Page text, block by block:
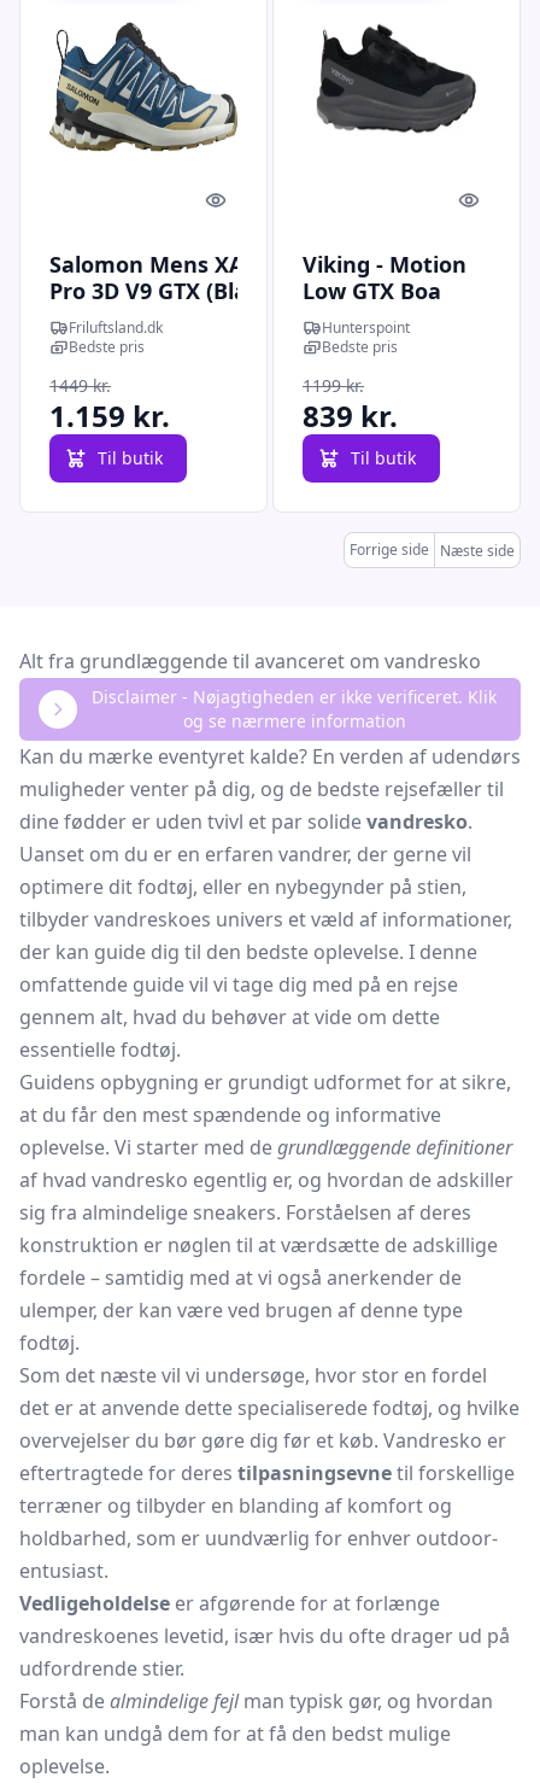
Quick look
Salomon Mens XA
Pro 3D V9 GTX (Blå
(DARK
BLUE/ICICLE/ALOE)
Friluftsland.dk
Bedste pris
1449 kr.
1.159 kr.
Til butik
Quick
Viking - Motion
Low GTX Boa
Men
Hunterspoint
Bedste pris
1199 kr.
839 kr.
Til butik
Forrige side Næste side
Alt fra grundlæggende til avanceret om vandresko
Disclaimer - Nøjagtigheden er ikke verificeret. Klik
og se nærmere information
Kan du mærke eventyret kalde? En verden af udendørs
muligheder venter på dig, og de bedste rejsefæller til
dine fødder er uden tvivl et par solidevandresko.
Uanset om du er en erfaren vandrer, der gerne vil
optimere dit fodtøj, eller en nybegynder på stien,
tilbyder vandreskoes univers et væld af informationer,
der kan guide dig til den bedste oplevelse. I denne
omfattende guide vil vi tage dig med på en rejse
gennem alt, hvad du behøver at vide om dette
essentielle fodtøj.
Guidens opbygning er grundigt udformet for at sikre,
at du får den mest spændende og informative
oplevelse. Vi starter med degrundlæggende definitioner
af hvad vandresko egentlig er, og hvordan de adskiller
sig fra almindelige sneakers. Forståelsen af deres
konstruktion er nøglen til at værdsætte de adskillige
fordele – samtidig med at vi også anerkender de
ulemper, der kan være ved brugen af denne type
fodtøj.
Som det næste vil vi undersøge, hvor stor en fordel
det er at anvende dette specialiserede fodtøj, og hvilke
overvejelser du bør gøre dig før et køb. Vandresko er
eftertragtede for deres tilpasningsevnetil forskellige
terræner og tilbyder en blanding af komfort og
holdbarhed, som er uundværlig for enhver outdoor-
entusiast.
Vedligeholdelse er afgørende for at forlænge
vandreskoenes levetid, især hvis du ofte drager ud på
udfordrende stier.
Forstå dealmindelige fejlman typisk gør, og hvordan
man kan undgå dem for at få den bedst mulige
oplevelse.